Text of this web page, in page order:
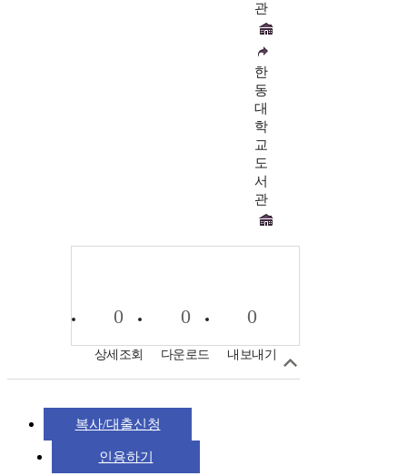
관
한
동
대
학
교
도
서
관
0
상세조회
0
다운로드
0
내보내기
복사/대출신청
인용하기